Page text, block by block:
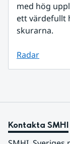
med hög
ett värdefullt
skurarna.
Radar
Kontakta SMHI